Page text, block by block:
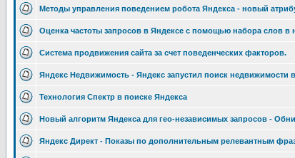
Методы управления поведением робота Яндекса - новый
Оценка частоты запросов в Яндексе с помощью набора слов в
Система продвижения сайта за счет поведенческих факторов.
Яндекс Недвижимость - Яндекс запустил поиск недвижимости
Технология Спектр в поиске Яндекса
Новый алгоритм Яндекса для гео-независимых запросов -
Яндекс Директ - Показы по дополнительным релевантным